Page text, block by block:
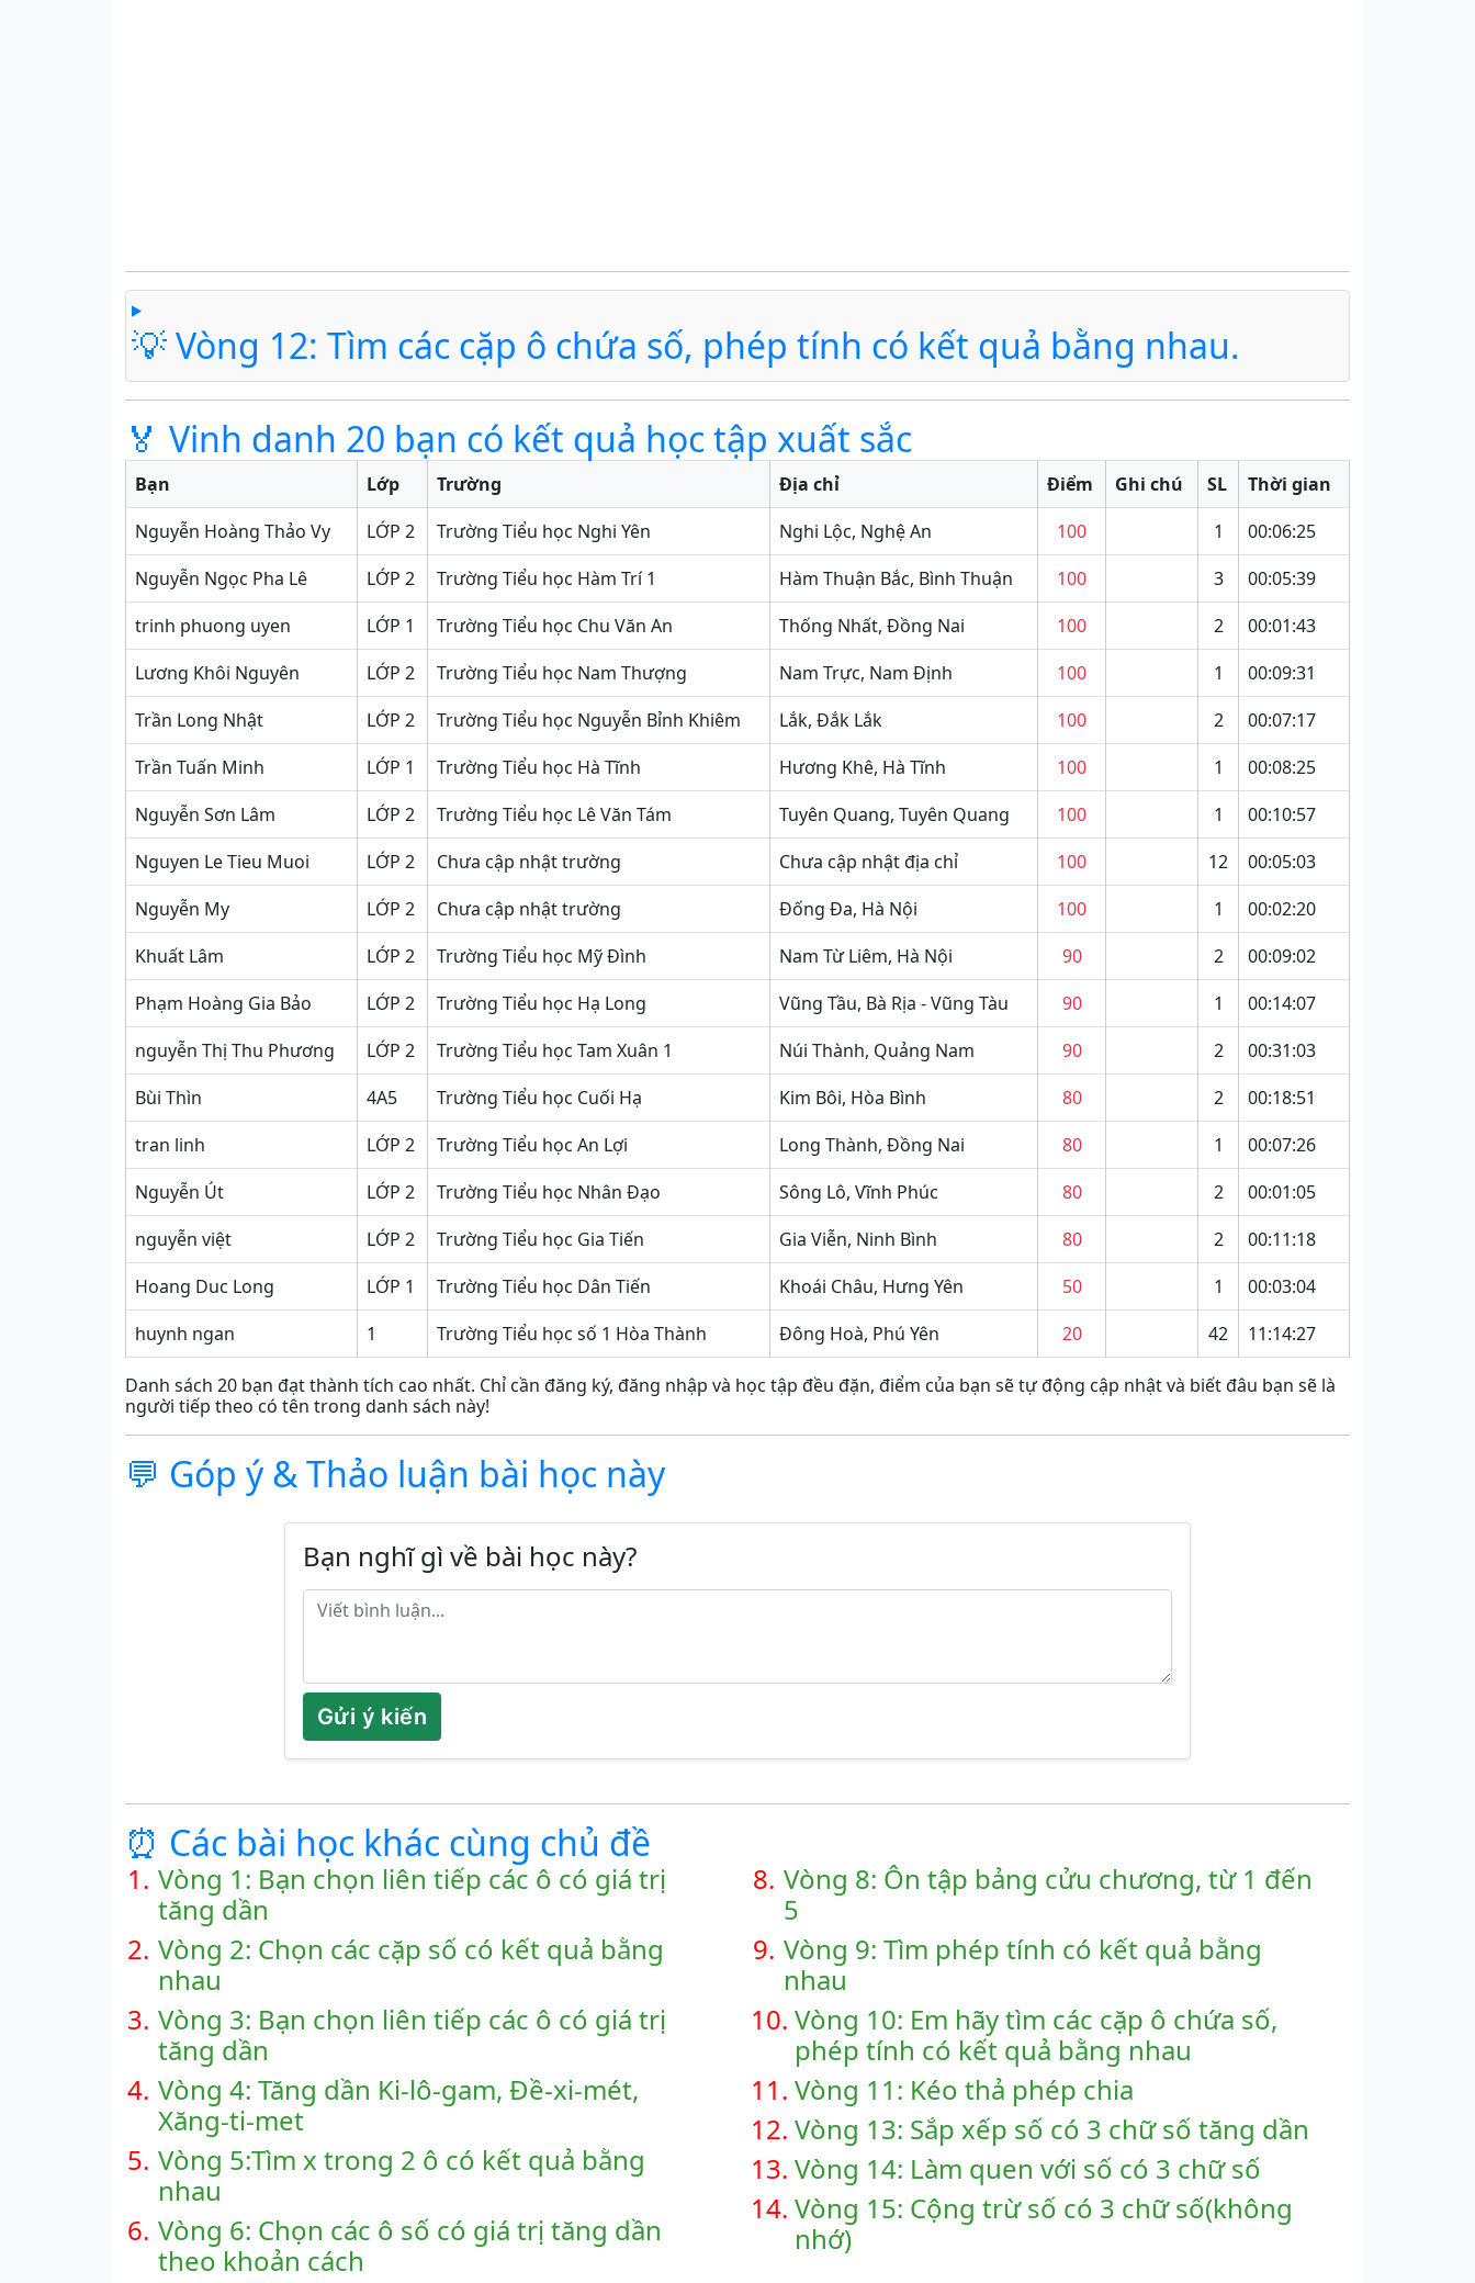
💡 Vòng 12: Tìm các cặp ô chứa số, phép tính có kết quả bằng nhau.
🏅 Vinh danh 20 bạn có kết quả học tập xuất sắc
Bạn Lớp Trường Địa chỉ Điểm Ghi chú SL
Thời gian
Nguyễn Hoàng Thảo Vy
LỚP 2 Trường Tiểu học Nghi Yên Nghi Lộc, Nghệ An 100 1
00:06:25
Nguyễn Ngọc Pha Lê
LỚP 2 Trường Tiểu học Hàm Trí 1 Hàm Thuận Bắc, Bình Thuận 100 3
00:05:39
trinh phuong uyen
LỚP 1 Trường Tiểu học Chu Văn An Thống Nhất, Đồng Nai 100 2
00:01:43
Lương Khôi Nguyên
LỚP 2 Trường Tiểu học Nam Thượng Nam Trực, Nam Định 100 1
00:09:31
Trần Long Nhật
LỚP 2 Trường Tiểu học Nguyễn Bỉnh Khiêm Lắk, Đắk Lắk 100 2
00:07:17
Trần Tuấn Minh
LỚP 1 Trường Tiểu học Hà Tĩnh Hương Khê, Hà Tĩnh 100 1
00:08:25
Nguyễn Sơn Lâm
LỚP 2 Trường Tiểu học Lê Văn Tám Tuyên Quang, Tuyên Quang 100 1
00:10:57
Nguyen Le Tieu Muoi
LỚP 2 Chưa cập nhật trường Chưa cập nhật địa chỉ 100 12
00:05:03
Nguyễn My
LỚP 2 Chưa cập nhật trường Đống Đa, Hà Nội 100 1
00:02:20
Khuất Lâm
LỚP 2 Trường Tiểu học Mỹ Đình Nam Từ Liêm, Hà Nội 90 2
00:09:02
Phạm Hoàng Gia Bảo
LỚP 2 Trường Tiểu học Hạ Long Vũng Tầu, Bà Rịa - Vũng Tàu 90 1
00:14:07
nguyễn Thị Thu Phương
LỚP 2 Trường Tiểu học Tam Xuân 1 Núi Thành, Quảng Nam 90 2
00:31:03
Bùi Thìn
4A5 Trường Tiểu học Cuối Hạ Kim Bôi, Hòa Bình 80 2
00:18:51
tran linh
LỚP 2 Trường Tiểu học An Lợi Long Thành, Đồng Nai 80 1
00:07:26
Nguyễn Út
LỚP 2 Trường Tiểu học Nhân Đạo Sông Lô, Vĩnh Phúc 80 2
00:01:05
nguyễn việt
LỚP 2 Trường Tiểu học Gia Tiến Gia Viễn, Ninh Bình 80 2
00:11:18
Hoang Duc Long
LỚP 1 Trường Tiểu học Dân Tiến Khoái Châu, Hưng Yên 50 1
00:03:04
huynh ngan
1 Trường Tiểu học số 1 Hòa Thành Đông Hoà, Phú Yên 20 42 11:14:27
Danh sách 20 bạn đạt thành tích cao nhất. Chỉ cần đăng ký, đăng nhập và học tập đều đặn, điểm của bạn sẽ tự động cập nhật và biết đâu bạn sẽ là
người tiếp theo có tên trong danh sách này!
💬 Góp ý & Thảo luận bài học này
Bạn nghĩ gì về bài học này?
Gửi ý kiến
⏰ Các bài học khác cùng chủ đề
1. Vòng 1: Bạn chọn liên tiếp các ô có giá trị
tăng dần
2. Vòng 2: Chọn các cặp số có kết quả bằng
nhau
3. Vòng 3: Bạn chọn liên tiếp các ô có giá trị
tăng dần
4. Vòng 4: Tăng dần Ki-lô-gam, Đề-xi-mét,
Xăng-ti-met
5. Vòng 5:Tìm x trong 2 ô có kết quả bằng
nhau
6. Vòng 6: Chọn các ô số có giá trị tăng dần
theo khoản cách
8. Vòng 8: Ôn tập bảng cửu chương, từ 1 đến
5
9. Vòng 9: Tìm phép tính có kết quả bằng
nhau
10. Vòng 10: Em hãy tìm các cặp ô chứa số,
phép tính có kết quả bằng nhau
11. Vòng 11: Kéo thả phép chia
12. Vòng 13: Sắp xếp số có 3 chữ số tăng dần
13. Vòng 14: Làm quen với số có 3 chữ số
14. Vòng 15: Cộng trừ số có 3 chữ số(không
nhớ)